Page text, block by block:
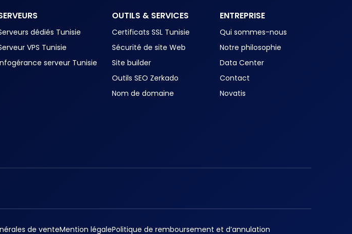
dédiés Tunisie
VPS Tunisie
serveur Tunisie
OUTILS & SERVICES
Certificats SSL Tunisie
Sécurité de site Web
Site builder
Outils SEO Zerkado
Nom de domaine
ENTREPRISE
Qui sommes-nous
Notre philosophie
Data Center
Contact
Novatis
de venteMention légalePolitique de remboursement et d’annulation